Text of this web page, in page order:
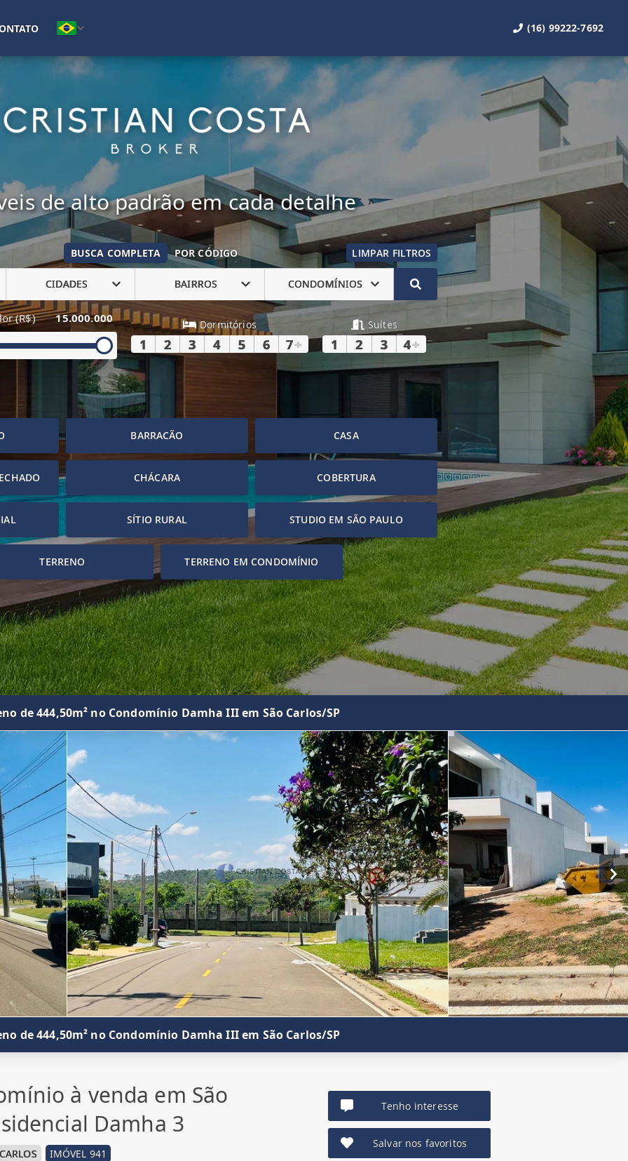
(16) 99222-7692
de alto padrão em cada detalhe
BUSCA COMPLETA POR CÓDIGO LIMPAR FILTROS
CIDADES BAIRROS CONDOMÍNIOS
(R$) 15.000.000 Dormitórios
1 2 3 4 5 6 7+
Suítes
1 2 3 4+
BARRACÃO CASA
CHÁCARA COBERTURA
SÍTIO RURAL STUDIO EM SÃO PAULO
TERRENO TERRENO EM CONDOMÍNIO
de 444,50m² no Condomínio Damha III em São Carlos/SP
de 444,50m² no Condomínio Damha III em São Carlos/SP
à venda em São
Damha 3
IMÓVEL 941
Tenho interesse
Salvar nos favoritos